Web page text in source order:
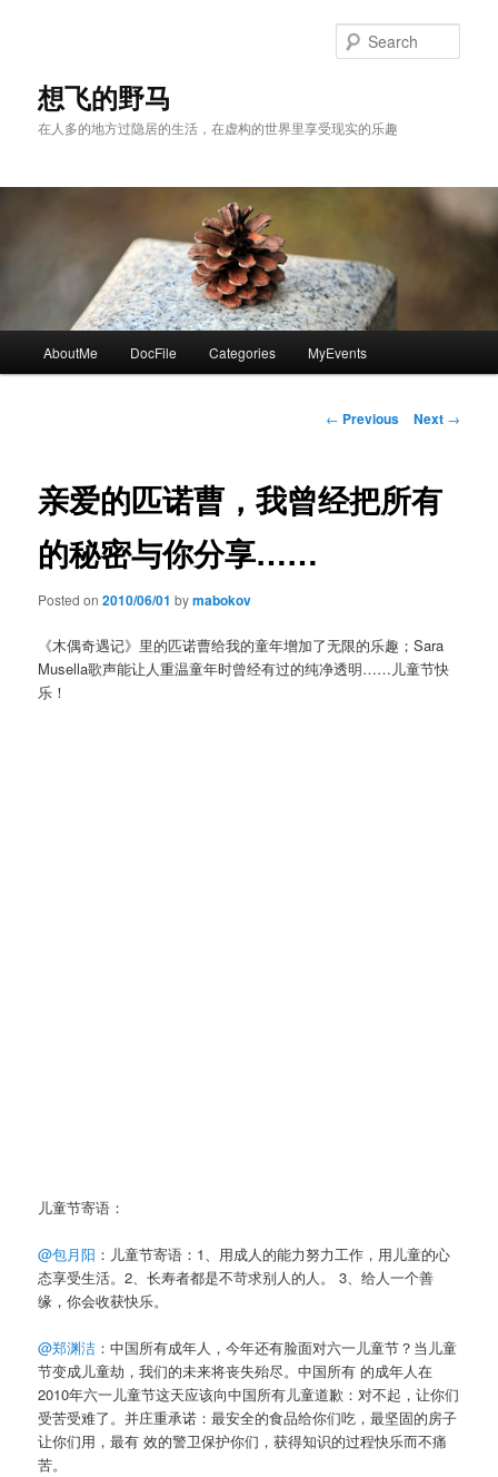
content想飞的野马
在人多的地方过隐居的生活，在虚构的世界里享受现实的乐趣
AboutMe DocFile Categories MyEvents
Post
← Previous Next →
亲爱的匹诺曹，我曾经把所有
的秘密与你分享……
Posted on2010/06/01 bymabokov
《木偶奇遇记》里的匹诺曹给我的童年增加了无限的乐趣；Sara
Musella歌声能让人重温童年时曾经有过的纯净透明……儿童节快
乐！
儿童节寄语：
@包月阳 ：儿童节寄语：1、用成人的能力努力工作，用儿童的心
态享受生活。2、长寿者都是不苛求别人的人。 3、给人一个善
缘，你会收获快乐。
@郑渊洁 ：中国所有成年人，今年还有脸面对六一儿童节？当儿童
节变成儿童劫，我们的未来将丧失殆尽。中国所有 的成年人在
2010年六一儿童节这天应该向中国所有儿童道歉：对不起，让你们
受苦受难了。并庄重承诺：最安全的食品给你们吃，最坚固的房子
让你们用，最有 效的警卫保护你们，获得知识的过程快乐而不痛
苦。